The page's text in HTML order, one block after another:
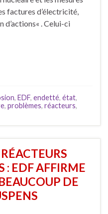
factures d’électricité,
d’actions« . Celui-ci
, EDF, endetté, état,
, problèmes, réacteurs,
: EDF AFFIRME
DE